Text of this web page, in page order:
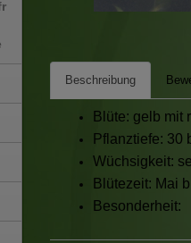
Beschreibung
Blüte: gelb mit
Pflanztiefe: 30
Wüchsigkeit:
Blütezeit: Mai
Besonderheit: